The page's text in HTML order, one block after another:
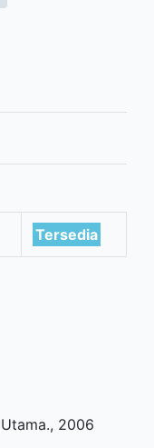
Tersedia
., 2006